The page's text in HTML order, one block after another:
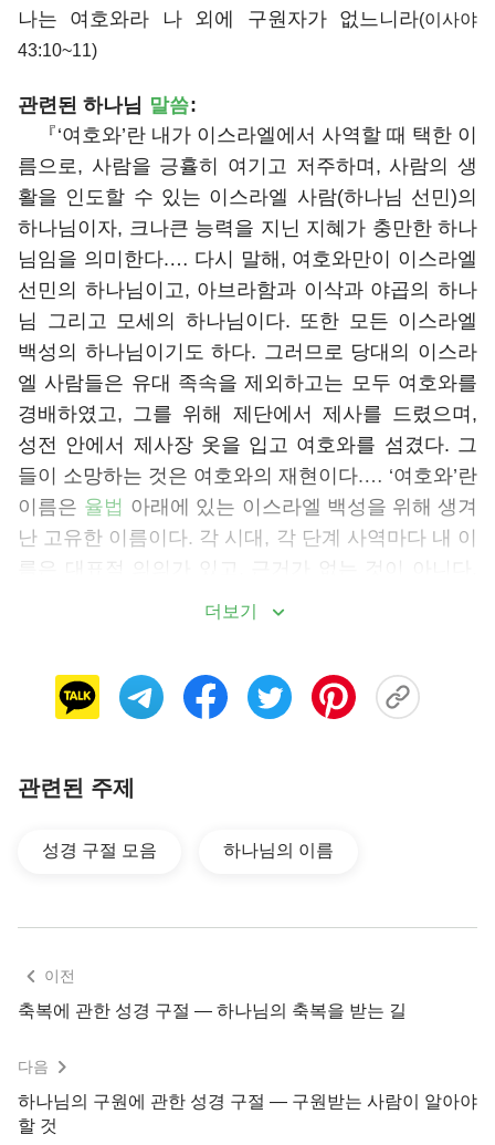
나는 여호와라 나 외에 구원자가 없느니라(이사야
43:10~11)
관련된 하나님 말씀:
『‘여호와’란 내가 이스라엘에서 사역할 때 택한 이
름으로, 사람을 긍휼히 여기고 저주하며, 사람의 생
활을 인도할 수 있는 이스라엘 사람(하나님 선민)의
하나님이자, 크나큰 능력을 지닌 지혜가 충만한 하나
님임을 의미한다.… 다시 말해, 여호와만이 이스라엘
선민의 하나님이고, 아브라함과 이삭과 야곱의 하나
님 그리고 모세의 하나님이다. 또한 모든 이스라엘
백성의 하나님이기도 하다. 그러므로 당대의 이스라
엘 사람들은 유대 족속을 제외하고는 모두 여호와를
경배하였고, 그를 위해 제단에서 제사를 드렸으며,
성전 안에서 제사장 옷을 입고 여호와를 섬겼다. 그
들이 소망하는 것은 여호와의 재현이다.… ‘여호와’란
이름은 율법 아래에 있는 이스라엘 백성을 위해 생겨
난 고유한 이름이다. 각 시대, 각 단계 사역마다 내 이
름은 대표적 의의가 있고, 근거가 없는 것이 아니다.
그 의의는 바로 이름마다 한 시대를 대변한다는 것에
며,…』
기 백성을 저희 죄에서 구원할 자이심이라 하니라
다른이로서는 구원을 얻을 수 없나니 천하 인간에
음이니라 하였더라
에 뛰어난 이름을 주사 하늘에 있는 자들과 땅에 있
는 자들과 땅 아래 있는 자들로 모든 무릎을 예수의
이름에 꿇게 하시고
더보기
관련된 주제
성경 구절 모음 하나님의 이름
이전
축복에 관한 성경 구절 ― 하나님의 축복을 받는 길
다음
하나님의 구원에 관한 성경 구절 — 구원받는 사람이 알아야
할 것